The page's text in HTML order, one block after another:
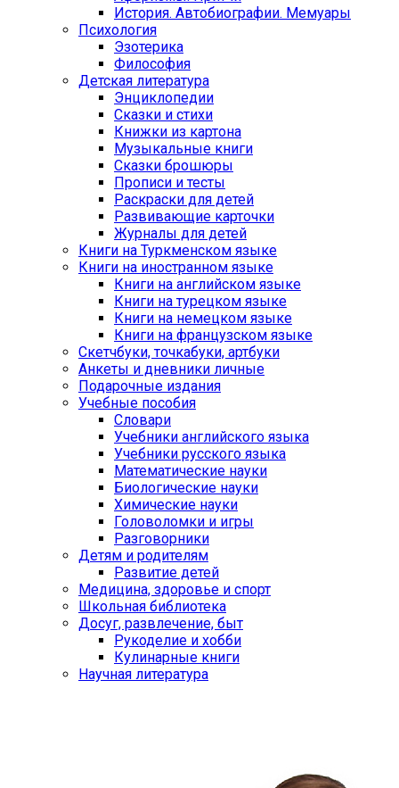
История. Автобиографии. Мемуары
Психология
Эзотерика
Философия
Детская литература
Энциклопедии
Сказки и стихи
Книжки из картона
Музыкальные книги
Сказки брошюры
Прописи и тесты
Раскраски для детей
Развивающие карточки
Журналы для детей
Книги на Туркменском языке
Книги на иностранном языке
Книги на английском языке
Книги на турецком языке
Книги на немецком языке
Книги на французском языке
Cкетчбуки, точкабуки, артбуки
Анкеты и дневники личные
Подарочные издания
Учебные пособия
Словари
Учебники английского языка
Учебники русского языка
Математические науки
Биологические науки
Химические науки
Головоломки и игры
Разговорники
Детям и родителям
Развитие детей
Медицина, здоровье и спорт
Школьная библиотека
Досуг, развлечение, быт
Рукоделие и хобби
Кулинарные книги
Научная литература